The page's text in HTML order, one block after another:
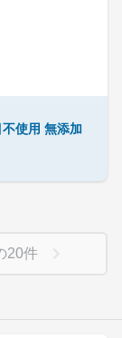
使用 無添加
20件